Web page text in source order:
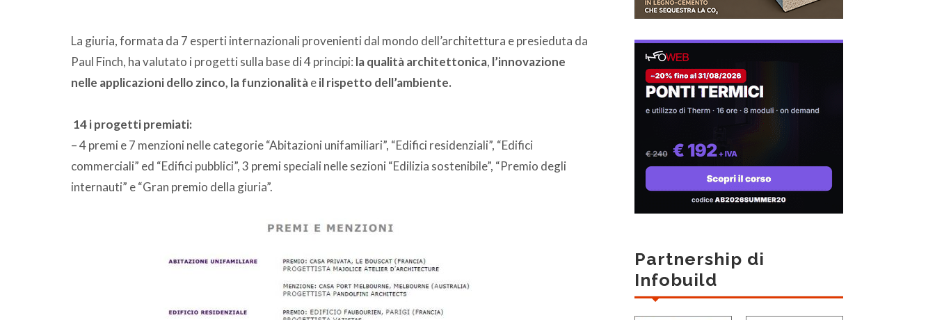
La giuria, formata da 7 esperti internazionali provenienti dal mondo dell’architettura e presieduta da
Paul Finch, ha valutato i progetti sulla base di 4 principi: la qualità architettonica, l’innovazione
nelle applicazioni dello zinco, la funzionalitàeil rispetto dell’ambiente.
14 i progetti premiati:
– 4 premi e 7 menzioni nelle categorie “Abitazioni unifamiliari”, “Edifici residenziali”, “Edifici
commerciali” ed “Edifici pubblici”, 3 premi speciali nelle sezioni “Edilizia sostenibile”, “Premio degli
internauti” e “Gran premio della giuria”.
Partnership di
Infobuild